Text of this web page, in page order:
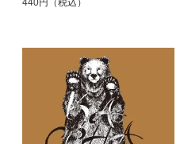
440円（税込）